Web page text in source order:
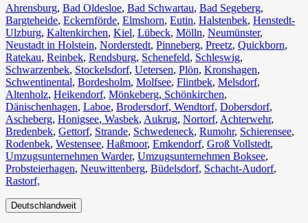
Ahrensburg, Bad Oldesloe, Bad Schwartau, Bad Segeberg,
Bargteheide, Eckernförde, Elmshorn, Eutin, Halstenbek, Henstedt-
Ulzburg, Kaltenkirchen, Kiel, Lübeck, Mölln, Neumünster,
Neustadt in Holstein, Norderstedt, Pinneberg, Preetz, Quickborn,
Ratekau, Reinbek, Rendsburg, Schenefeld, Schleswig,
Schwarzenbek, Stockelsdorf, Uetersen, Plön, Kronshagen,
Schwentinental, Bordesholm, Molfsee, Flintbek, Melsdorf,
Altenholz, Heikendorf, Mönkeberg, Schönkirchen,
Dänischenhagen, Laboe, Brodersdorf, Wendtorf, Dobersdorf,
Ascheberg, Honigsee, Wasbek, Aukrug, Nortorf, Achterwehr,
Bredenbek, Gettorf, Strande, Schwedeneck, Rumohr, Schierensee,
Rodenbek, Westensee, Haßmoor, Emkendorf, Groß Vollstedt,
Umzugsunternehmen Warder, Umzugsunternehmen Boksee,
Probsteierhagen, Neuwittenberg, Büdelsdorf, Schacht-Audorf,
Rastorf,
Deutschlandweit